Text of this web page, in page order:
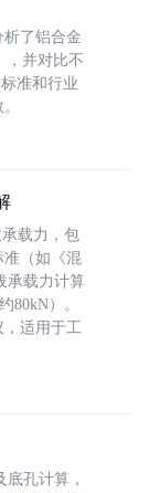
了铝合金
，并对比不
准和行业
载力，包
准（如《混
承载力计算
80kN）。
，适用于工
孔计算，